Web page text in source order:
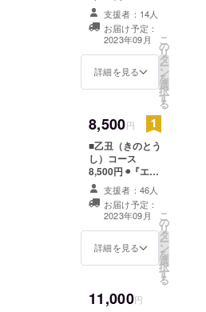
とその浪
曼』（河出
書房新
社）、『神
（法政大学
出版局）ほ
か。
□櫻井信栄
日本文学研
究者、日本
語教師、韓
「吃音小
物語』１冊
◉『エセ物語』刊
行記念 狂歌クリ
アファイル２枚
（限定非売品
／Ａ４サイズ／
支援者：14人
お届け予定：
2023年09月
詳細を見る
こ
の
リ
タ
ー
ン
を
選
択
す
る
8,500円
■乙丑（きのとう
し）コース
8,500円 ◉『エセ
物語』１冊
◉『エセ物語』刊
行記念 狂歌クリ
アファイル２枚
（限定非売品
／Ａ４サイズ／
◉『エセ物語』刊
ブック （50頁
支援者：46人
お届け予定：
2023年09月
詳細を見る
こ
の
リ
タ
ー
ン
を
選
択
す
る
11,000円